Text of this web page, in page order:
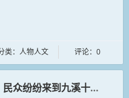
类：人物人文 评论：0
众纷纷来到九溪十八涧戏